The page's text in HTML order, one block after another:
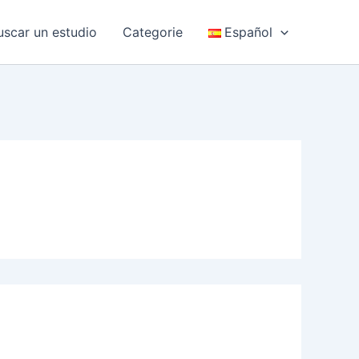
un estudio Categorie Español